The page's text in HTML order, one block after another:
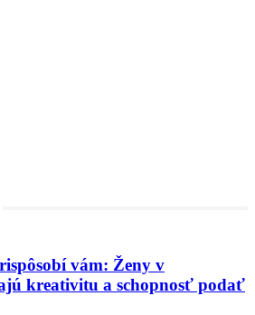
vám: Ženy v
kreativitu a schopnosť podať